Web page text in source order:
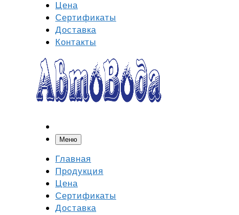
Цена
Сертификаты
Доставка
Контакты
Меню
Главная
Продукция
Цена
Сертификаты
Доставка